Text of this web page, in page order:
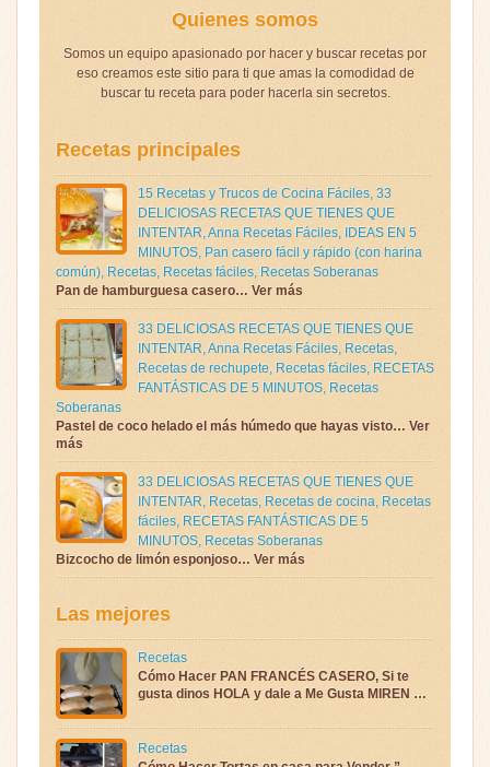
Quienes somos
Somos un equipo apasionado por hacer y buscar recetas por
eso creamos este sitio para ti que amas la comodidad de
buscar tu receta para poder hacerla sin secretos.
Recetas principales
15 Recetas y Trucos de Cocina Fáciles, 33
DELICIOSAS RECETAS QUE TIENES QUE
INTENTAR,Anna Recetas Fáciles, IDEAS EN 5
MINUTOS, Pan casero fácil y rápido (con harina
común), Recetas, Recetas fáciles, Recetas Soberanas
Pan de hamburguesa casero… Ver más
33 DELICIOSAS RECETAS QUE TIENES QUE
INTENTAR,Anna Recetas Fáciles, Recetas,
Recetas de rechupete, Recetas fáciles, RECETAS
FANTÁSTICAS DE 5 MINUTOS, Recetas
Soberanas
Pastel de coco helado el más húmedo que hayas visto… Ver
más
33 DELICIOSAS RECETAS QUE TIENES QUE
INTENTAR, Recetas, Recetas de cocina, Recetas
fáciles, RECETAS FANTÁSTICAS DE 5
MINUTOS, Recetas Soberanas
Bizcocho de limón esponjoso… Ver más
Las mejores
Recetas
Cómo Hacer PAN FRANCÉS CASERO, Si te
gusta dinos HOLA y dale a Me Gusta MIREN …
Recetas